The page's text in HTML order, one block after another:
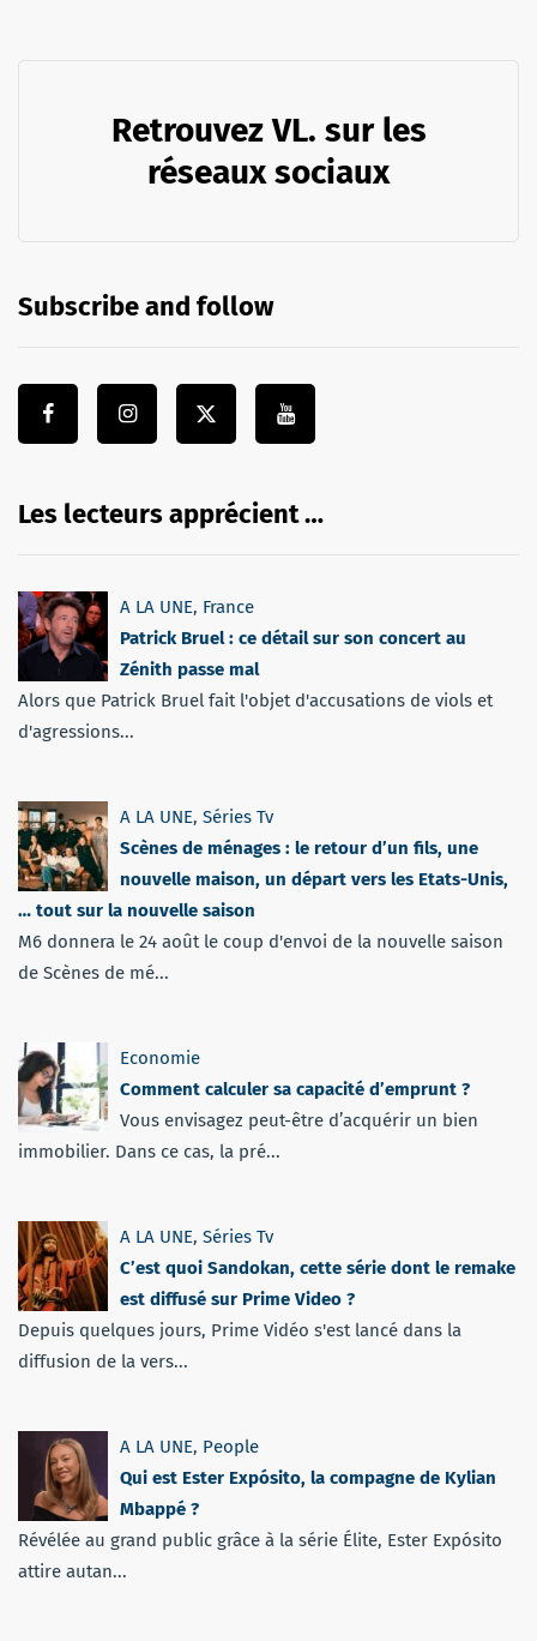
Retrouvez VL. sur les
réseaux sociaux
Subscribe and follow
Les lecteurs apprécient …
A LA UNE, France
Patrick Bruel : ce détail sur son concert au
Zénith passe mal
Alors que Patrick Bruel fait l'objet d'accusations de viols et
d'agressions...
A LA UNE, Séries Tv
Scènes de ménages : le retour d’un fils, une
nouvelle maison, un départ vers les Etats-Unis,
… tout sur la nouvelle saison
M6 donnera le 24 août le coup d'envoi de la nouvelle saison
de Scènes de mé...
Economie
Comment calculer sa capacité d’emprunt ?
Vous envisagez peut-être d’acquérir un bien
immobilier. Dans ce cas, la pré...
A LA UNE, Séries Tv
C’est quoi Sandokan, cette série dont le remake
est diffusé sur Prime Video ?
Depuis quelques jours, Prime Vidéo s'est lancé dans la
diffusion de la vers...
A LA UNE, People
Qui est Ester Expósito, la compagne de Kylian
Mbappé ?
Révélée au grand public grâce à la série Élite, Ester Expósito
attire autan...